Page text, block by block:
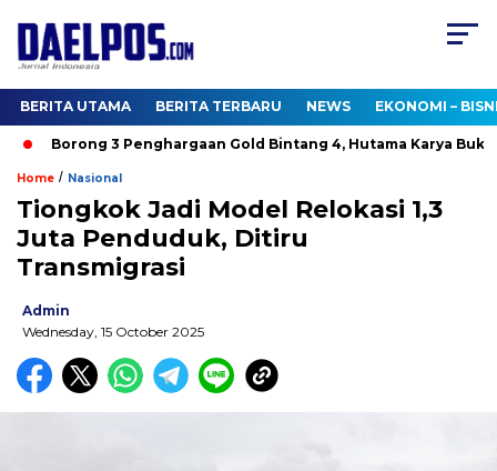
BERITA UTAMA BERITA TERBARU NEWS EKONOMI –
Borong 3 Penghargaan Gold Bintang 4, Hutama Karya
Home / Nasional
Tiongkok Jadi Model Relokasi 1,3
Juta Penduduk, Ditiru
Transmigrasi
Admin
Wednesday, 15 October 2025